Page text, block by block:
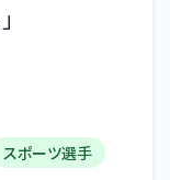
」
スポーツ選手